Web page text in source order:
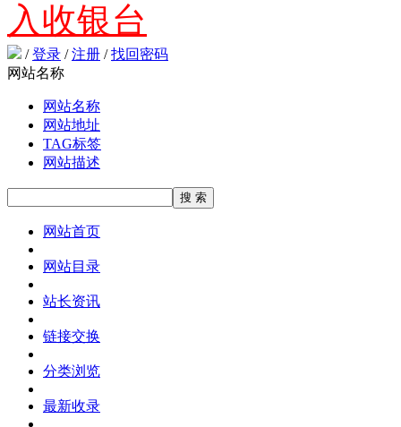
入收银台
/登录 /注册 /找回密码
网站名称
网站名称
网站地址
TAG标签
网站描述
网站首页
网站目录
站长资讯
链接交换
分类浏览
最新收录